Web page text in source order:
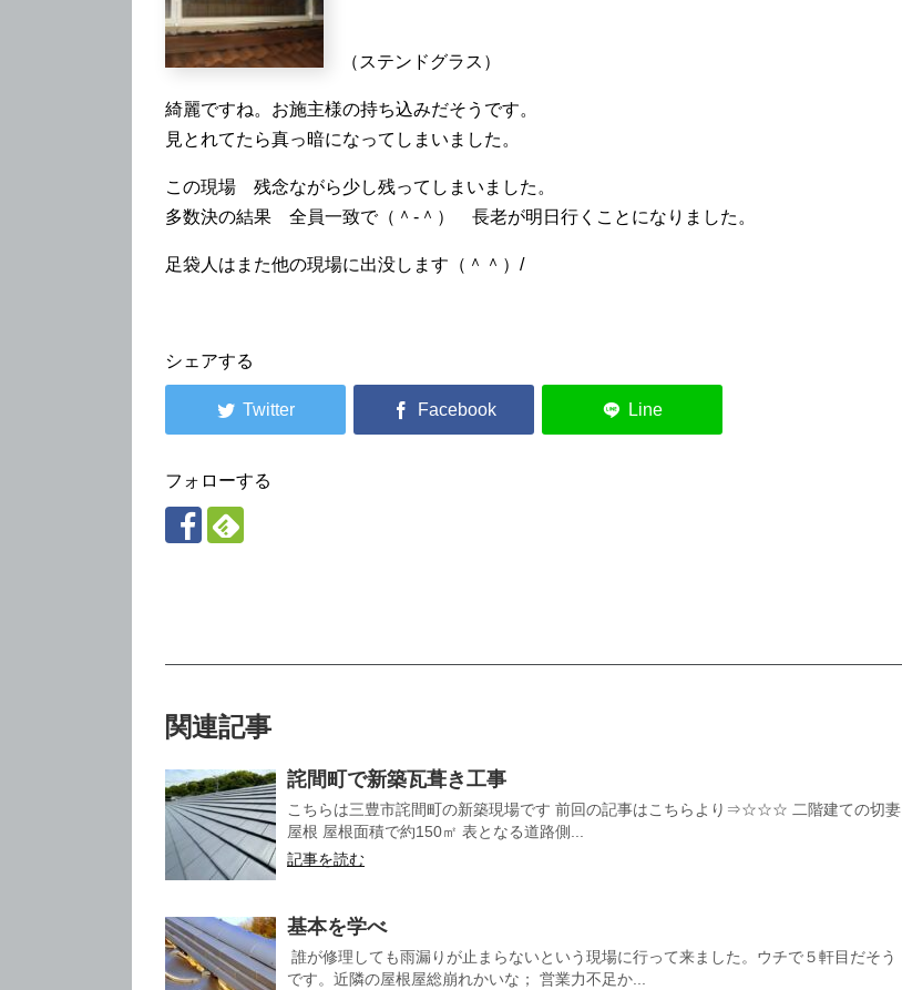
（ステンドグラス）
綺麗ですね。お施主様の持ち込みだそうです。
見とれてたら真っ暗になってしまいました。
この現場 残念ながら少し残ってしまいました。
多数決の結果 全員一致で（＾‐＾） 長老が明日行くことになりました。
足袋人はまた他の現場に出没します（＾＾）/
シェアする
フォローする
関連記事
詫間町で新築瓦葺き工事
こちらは三豊市詫間町の新築現場です 前回の記事はこちらより⇒☆☆☆ 二階建ての切妻
屋根 屋根面積で約150㎡ 表となる道路側...
記事を読む
基本を学べ
誰が修理しても雨漏りが止まらないという現場に行って来ました。ウチで５軒目だそう
です。近隣の屋根屋総崩れかいな； 営業力不足か...